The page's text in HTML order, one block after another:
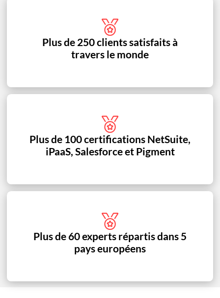
Plus de 250 clients satisfaits à
travers le monde
Plus de 100 certifications NetSuite,
iPaaS, Salesforce et Pigment
Plus de 60 experts répartis dans 5
pays européens